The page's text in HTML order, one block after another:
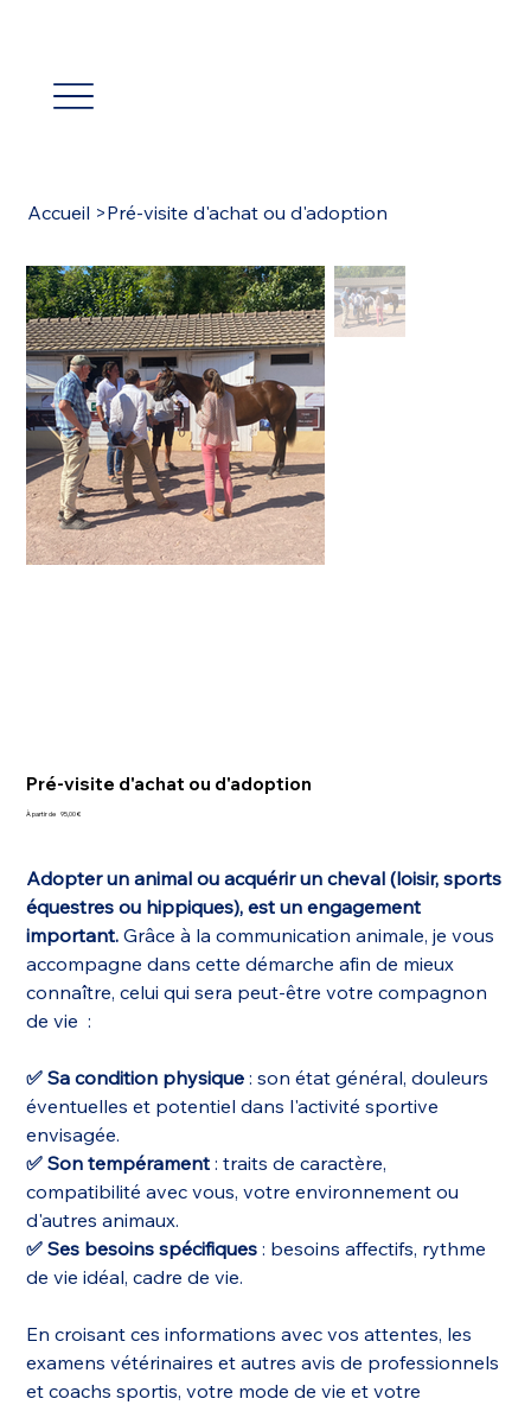
Accueil >Pré-visite d'achat ou d'adoption
Pré-visite d'achat ou d'adoption
À partir de Prix
95,00 €
Adopter un animal ou acquérir un cheval (loisir, sports
équestres ou hippiques), est un engagement
important.Grâce à la communication animale, je vous
accompagne dans cette démarche afin de mieux
connaître, celui qui sera peut-être votre compagnon
de vie :
✅ Sa condition physique : son état général, douleurs
éventuelles et potentiel dans l'activité sportive
envisagée.
✅ Son tempérament : traits de caractère,
compatibilité avec vous, votre environnement ou
d'autres animaux.
✅ Ses besoins spécifiques : besoins affectifs, rythme
de vie idéal, cadre de vie.
En croisant ces informations avec vos attentes, les
examens vétérinaires et autres avis de professionnels
et coachs sportis, votre mode de vie et votre